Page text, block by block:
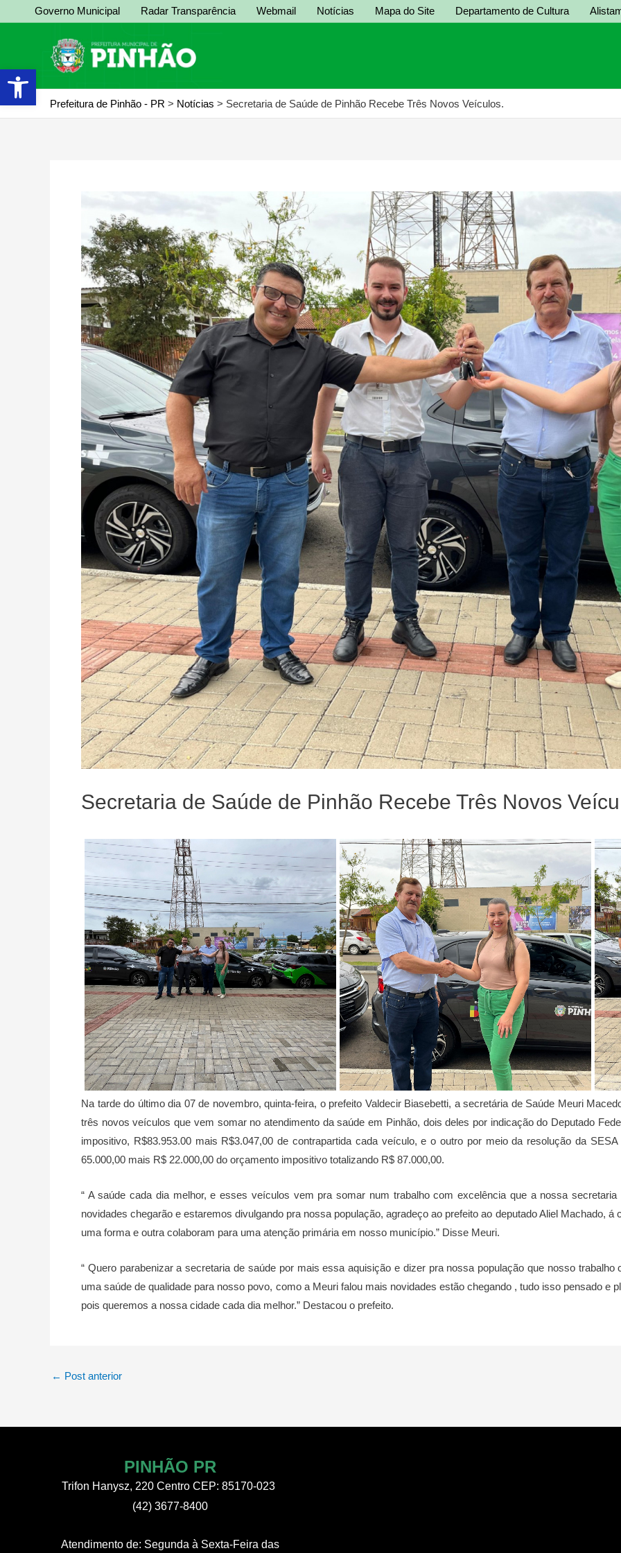
Abrir a barra de ferramentas
Governo Municipal Radar Transparência Webmail Notícias Mapa do Site Departamento de Cultura
Prefeitura de Pinhão - PR > Notícias > Secretaria de Saúde de Pinhão Recebe Três Novos Veículos.
Secretaria de Saúde de Pinhão Recebe Três Novos
Na tarde do último dia 07 de novembro, quinta-feira, o prefeito Valdecir Biasebetti, a secretária de Saúde Meuri
três novos veículos que vem somar no atendimento da saúde em Pinhão, dois deles por indicação do Deputado
impositivo, R$83.953.00 mais R$3.047,00 de contrapartida cada veículo, e o outro por meio da resolução da
65.000,00 mais R$ 22.000,00 do orçamento impositivo totalizando R$ 87.000,00.
“ A saúde cada dia melhor, e esses veículos vem pra somar num trabalho com excelência que a nossa
novidades chegarão e estaremos divulgando pra nossa população, agradeço ao prefeito ao deputado Aliel Machado,
uma forma e outra colaboram para uma atenção primária em nosso município.” Disse Meuri.
“ Quero parabenizar a secretaria de saúde por mais essa aquisição e dizer pra nossa população que nosso
uma saúde de qualidade para nosso povo, como a Meuri falou mais novidades estão chegando , tudo isso pensado e
pois queremos a nossa cidade cada dia melhor.” Destacou o prefeito.
Post
← Post anterior
PINHÃO PR
Trifon Hanysz, 220 Centro CEP: 85170-023
(42) 3677-8400
Atendimento de: Segunda à Sexta-Feira das